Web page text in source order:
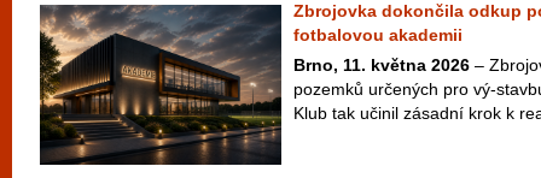
Zbrojovka dokončila odkup
fotbalovou akademii
Brno, 11. května 2026 –
pozemků určených pro vý-
Klub tak učinil zásadní krok k